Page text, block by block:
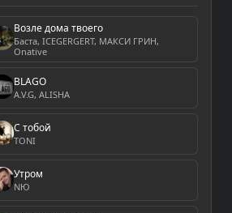
Возле дома твоего
Баста, ICEGERGERT, МАКСИ ГРИН,
Onative
BLAGO
A.V.G, ALISHA
С тобой
TONI
Утром
NЮ